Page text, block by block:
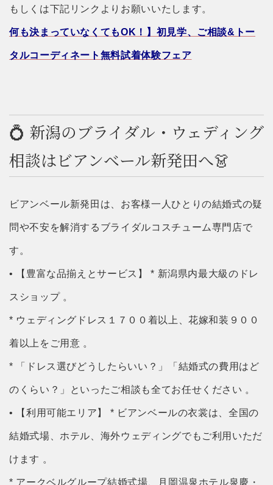
もしくは下記リンクよりお願いいたします。
何も決まっていなくてもOK！】初見学、ご相談&トー
タルコーディネート無料試着体験フェア
💍 新潟のブライダル・ウェディング
相談はビアンベール新発田へ👗
ビアンベール新発田は、お客様一人ひとりの結婚式の疑
問や不安を解消するブライダルコスチューム専門店で
す。
• 【豊富な品揃えとサービス】 * 新潟県内最大級のドレ
スショップ 。
* ウェディングドレス１７００着以上、花嫁和装９００
着以上をご用意 。
* 「ドレス選びどうしたらいい？」「結婚式の費用はど
のくらい？」といったご相談も全てお任せください 。
• 【利用可能エリア】 * ビアンベールの衣裳は、全国の
結婚式場、ホテル、海外ウェディングでもご利用いただ
けます 。
* アークベルグループ結婚式場、月岡温泉ホテル泉慶・